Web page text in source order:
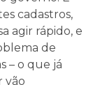
cadastros,
agir rápido, e
de
– o que já
vão